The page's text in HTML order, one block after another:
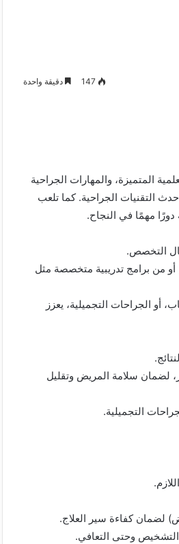
147 دقيقة واحدة
المتميزة، والمهارات الجراحية
التقنيات الجراحية. كما تلعب
دورًا مهمًا في النجاح.
التخصص.
من برامج تدريبية متخصصة مثل
الجراحات التجميلية، يعزز
لضمان سلامة المريض وتقليل
التجميلية.
لضمان كفاءة سير العلاج.
وحتى التعافي.